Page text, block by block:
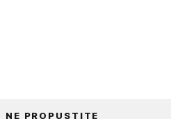
NE PROPUSTITE